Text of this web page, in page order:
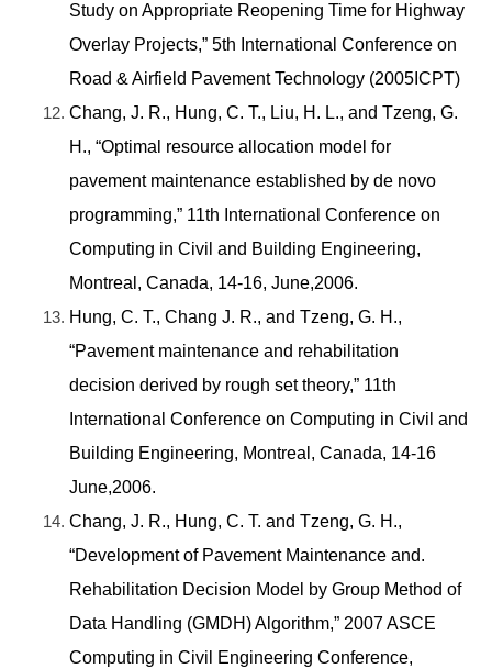
Study on Appropriate Reopening Time for Highway
Overlay Projects,” 5th International Conference on
Road & Airfield Pavement Technology (2005ICPT)
Chang, J. R., Hung, C. T., Liu, H. L., and Tzeng, G.
H., “Optimal resource allocation model for
pavement maintenance established by de novo
programming,” 11th International Conference on
Computing in Civil and Building Engineering,
Montreal, Canada, 14-16, June,2006.
Hung, C. T., Chang J. R., and Tzeng, G. H.,
“Pavement maintenance and rehabilitation
decision derived by rough set theory,” 11th
International Conference on Computing in Civil and
Building Engineering, Montreal, Canada, 14-16
June,2006.
Chang, J. R., Hung, C. T. and Tzeng, G. H.,
“Development of Pavement Maintenance and.
Rehabilitation Decision Model by Group Method of
Data Handling (GMDH) Algorithm,” 2007 ASCE
Computing in Civil Engineering Conference,